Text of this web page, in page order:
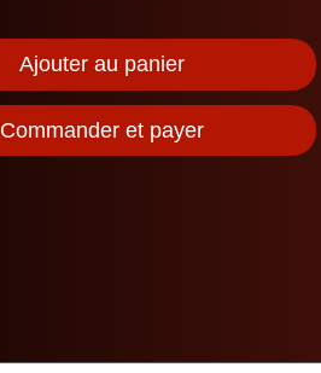
Ajouter au panier
Commander et payer